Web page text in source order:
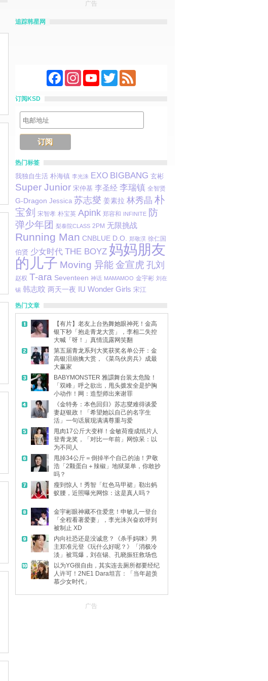
广告
追踪韩星网
FacebookInstagramYouTubeTwitterFeed
订阅KSD
热门标签
我独自生活 朴海镇 李光洙 EXO BIGBANG 玄彬
Super Junior 宋仲基 李圣经 李瑞镇 全智贤
G-Dragon Jessica 苏志燮 姜素拉 林秀晶 朴
宝剑
宋智孝 朴宝英 Apink 郑容和 INFINITE
防
弹少年团
梨泰院CLASS 2PM 无限挑战
Running Man CNBLUE D.O. 郑敬淏 徐仁国
伯贤 少女时代 THE BOYZ 妈妈朋友
的儿子 Moving 异能 金宣虎 孔刘
赵权 T-ara Seventeen 神话 MAMAMOO 金宇彬 刘在
锡 韩志旼 两天一夜 IU Wonder Girls 宋江
热门文章
【有片】老友上台热舞她眼神死！金高
银下秒「抱走青龙大赏」，李相二失控
大喊「呀！」真情流露网笑翻
第五届青龙系列大奖获奖名单公开：金
高银泪崩擒大赏，《菜鸟伙房兵》成最
大赢家
BABYMONSTER 雅譞舞台装太危险！
「双峰」呼之欲出，甩头拨发全是护胸
小动作！网：造型师出来谢罪
《金特务：本色回归》苏志燮难得谈爱
妻赵银政！「希望她以自己的名字生
活」一句话展现满满尊重与爱
甩肉17公斤大变样！金敏荷瘦成纸片人
登青龙奖，「对比一年前」网惊呆：以
为不同人
甩掉34公斤＝倒掉半个自己的油！尹敬
浩「2颗蛋白＋辣椒」地狱菜单，你敢抄
吗？
瘦到惊人！秀智「红色马甲裙」勒出蚂
蚁腰，近照曝光网惊：这是真人吗？
金宇彬眼神藏不住爱意！申敏儿一登台
「全程看著爱妻」，李光洙兴奋欢呼到
被制止 XD
内向社恐还是没诚意？《杀手妈咪》男
主郑准元登《玩什么好呢？》「消极冷
淡」被骂爆，刘在锡、孔晓振狂救场也
带不动
以为YG很自由，其实连去厕所都要经纪
人许可！2NE1 Dara坦言：「当年超羡
慕少女时代」
广告